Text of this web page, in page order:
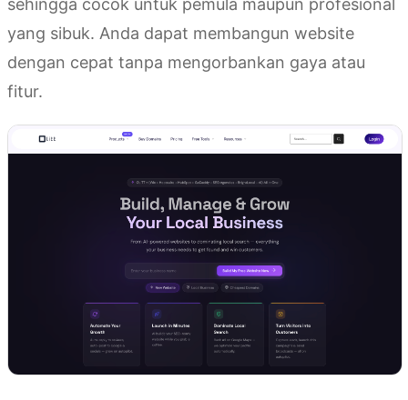
yang sibuk. Anda dapat membangun website
dengan cepat tanpa mengorbankan gaya atau
fitur.